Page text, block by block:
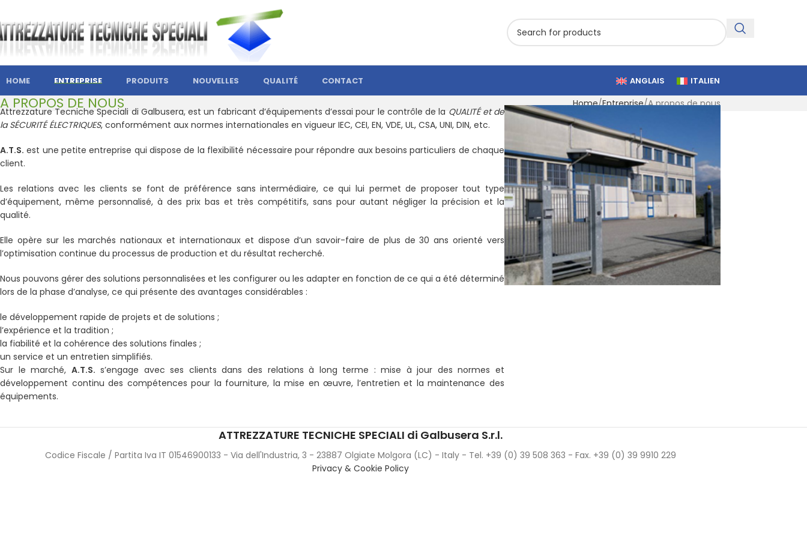
HOME ENTREPRISE PRODUITS NOUVELLES QUALITÉ CONTACT ANGLAIS ITALIEN
A PROPOS DE NOUS Home Entreprise A propos de nous
Attrezzature Tecniche Speciali di Galbusera, est un fabricant d’équipements d’essai pour le contrôle de la QUALITÉ et de
la SÉCURITÉ ÉLECTRIQUES, conformément aux normes internationales en vigueur IEC, CEI, EN, VDE, UL, CSA, UNI, DIN, etc.
A.T.S. est une petite entreprise qui dispose de la flexibilité nécessaire pour répondre aux besoins particuliers de chaque
client.
Les relations avec les clients se font de préférence sans intermédiaire, ce qui lui permet de proposer tout type
d’équipement, même personnalisé, à des prix bas et très compétitifs, sans pour autant négliger la précision et la
qualité.
Elle opère sur les marchés nationaux et internationaux et dispose d’un savoir-faire de plus de 30 ans orienté vers
l’optimisation continue du processus de production et du résultat recherché.
Nous pouvons gérer des solutions personnalisées et les configurer ou les adapter en fonction de ce qui a été déterminé
lors de la phase d’analyse, ce qui présente des avantages considérables :
le développement rapide de projets et de solutions ;
l’expérience et la tradition ;
la fiabilité et la cohérence des solutions finales ;
un service et un entretien simplifiés.
Sur le marché, A.T.S. s’engage avec ses clients dans des relations à long terme : mise à jour des normes et
développement continu des compétences pour la fourniture, la mise en œuvre, l’entretien et la maintenance des
équipements.
ATTREZZATURE TECNICHE SPECIALI di Galbusera S.r.l.
Codice Fiscale / Partita Iva IT 01546900133 - Via dell'Industria, 3 - 23887 Olgiate Molgora (LC) - Italy - Tel. +39 (0) 39 508 363 - Fax. +39 (0) 39 9910 229
Privacy & Cookie Policy